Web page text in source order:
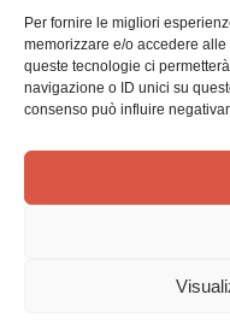
Per fornire le migliori
memorizzare e/o accedere
queste tecnologie ci
navigazione o ID unici su
consenso può influire
C.F. e P.IVA
Via Tre Denti, 1 - 10060
Telefono: (+39) 0121
info@effata.it
Copyright © 2026 •Effatà Editrice
Il nostro magazzino è in